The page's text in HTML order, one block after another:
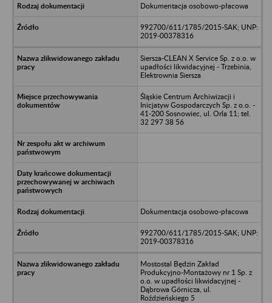
Dokumentacja osobowo-płacowa
992700/611/1785/2015-SAK; UNP:
2019-00378316
Siersza-CLEAN X Service Sp. z o.o. w
upadłości likwidacyjnej - Trzebinia,
Elektrownia Siersza
Śląskie Centrum Archiwizacji i
Inicjatyw Gospodarczych Sp. z o.o. -
41-200 Sosnowiec, ul. Orla 11; tel.
32 297 38 56
Dokumentacja osobowo-płacowa
992700/611/1785/2015-SAK; UNP:
2019-00378316
Mostostal Będzin Zakład
Produkcyjno-Montażowy nr 1 Sp. z
o.o. w upadłości likwidacyjnej -
Dąbrowa Górnicza, ul.
Roździeńskiego 5